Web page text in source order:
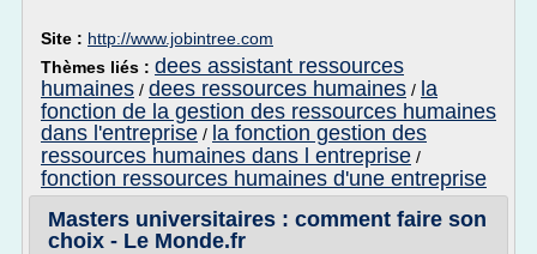
Site : http://www.jobintree.com
Thèmes liés : dees assistant ressources
humaines / dees ressources humaines / la
fonction de la gestion des ressources humaines
dans l'entreprise / la fonction gestion des
ressources humaines dans l entreprise /
fonction ressources humaines d'une entreprise
Masters universitaires : comment faire son
choix - Le Monde.fr